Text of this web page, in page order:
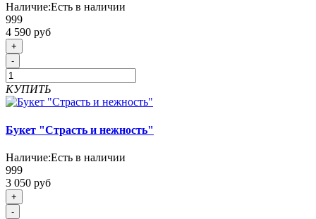
Наличие:Есть в наличии
999
4 590 руб
+
-
КУПИТЬ
Букет "Страсть и нежность"
Наличие:Есть в наличии
999
3 050 руб
+
-